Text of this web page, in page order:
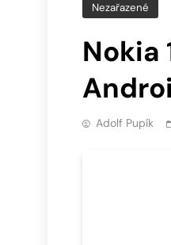
Nezařazené
Nokia
Adolf Pupík